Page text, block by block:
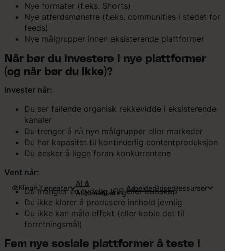
Tjenester
AI &
Automatisering
ArbeiderPriserRessurser
Nye formater (f.eks. Shorts)
Nye atferdsmønstre (f.eks. communities i stedet for
feeds)
Nye målgrupper innen eksisterende plattformer
Når bør du investere i nye plattformer
(og når bør du ikke)?
Invester når:
Du ser fallende organisk rekkevidde i eksisterende
kanaler
Du trenger å nå nye målgrupper eller markeder
Du har kapasitet til kontinuerlig contentproduksjon
Du ønsker å ligge foran konkurrentene
Vent når:
Du mangler en tydelig ICP eller budskap
Du ikke klarer å produsere innhold jevnlig
Du ikke kan måle effekt (eller koble det til
forretningsmål)
Fem nye sosiale plattformer å teste i